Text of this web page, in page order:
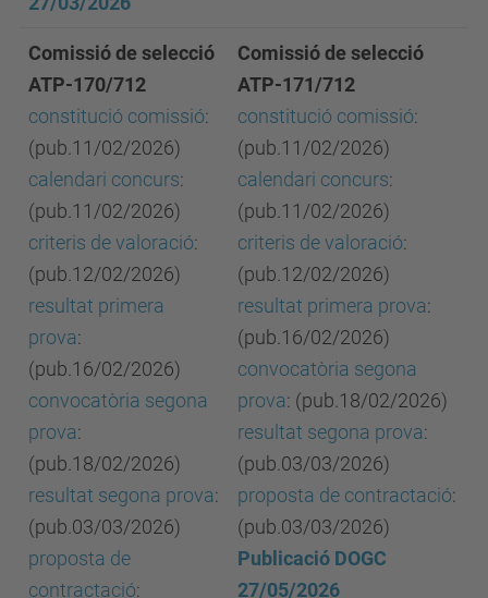
Comissió de selecció
ATP-170/712
constitució comissió:
(pub.11/02/2026)
calendari concurs:
(pub.11/02/2026)
criteris de valoració:
(pub.12/02/2026)
resultat primera
prova:
(pub.16/02/2026)
convocatòria segona
prova:
(pub.18/02/2026)
resultat segona prova:
(pub.03/03/2026)
proposta de
contractació:
Comissió de selecció
ATP-171/712
constitució comissió:
(pub.11/02/2026)
calendari concurs:
(pub.11/02/2026)
criteris de valoració:
(pub.12/02/2026)
resultat primera prova:
(pub.16/02/2026)
convocatòria segona
prova: (pub.18/02/2026)
resultat segona prova:
(pub.03/03/2026)
proposta de contractació:
(pub.03/03/2026)
Publicació DOGC
27/05/2026